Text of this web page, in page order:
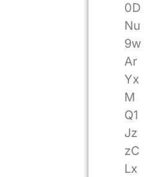
0D
Nu
9w
Ar
Yx
M
Q1
Jz
zC
Lx